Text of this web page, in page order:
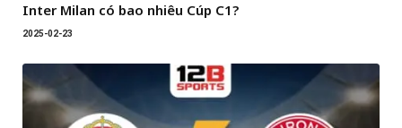
Inter Milan có bao nhiêu Cúp C1?
2025-02-23